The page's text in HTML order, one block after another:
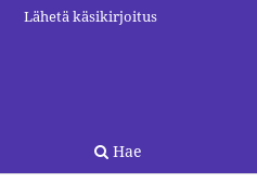
Hae
Lähetä käsikirjoitus